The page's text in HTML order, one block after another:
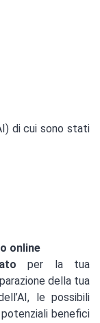
di cui sono stati
online
per la tua
della tua
le possibili
benefici